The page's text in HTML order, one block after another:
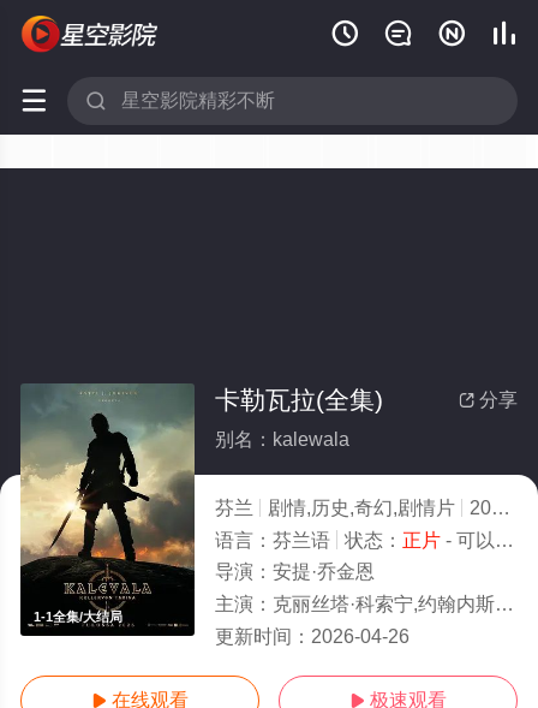
   
 
1-1全集/大结局
 分享
卡勒瓦拉(全集)
别名：kalewala
芬兰 剧情,历史,奇幻,剧情片 2026
语言： 芬兰语 状态： 正片- 可以高清免费在线观看
导演： 安提·乔金恩
主演： 克丽丝塔·科索宁,约翰内斯·霍洛佩宁,乌娜·艾罗拉,伊尔卡·克伊瓦拉,伊诺·阿霍,扬内·许蒂埃宁,埃利亚斯·萨
更新时间： 2026-04-26
 在线观看  极速观看